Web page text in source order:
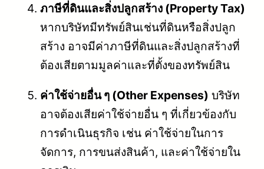
ภาษีที่ดินและสิ่งปลูกสร้าง (Property Tax)
หากบริษัทมีทรัพย์สินเช่นที่ดินหรือสิ่งปลูก
สร้าง อาจมีค่าภาษีที่ดินและสิ่งปลูกสร้างที่
ต้องเสียตามมูลค่าและที่ตั้งของทรัพย์สิน
ค่าใช้จ่ายอื่น ๆ (Other Expenses) บริษัท
อาจต้องเสียค่าใช้จ่ายอื่น ๆ ที่เกี่ยวข้องกับ
การดำเนินธุรกิจ เช่น ค่าใช้จ่ายในการ
จัดการ, การขนส่งสินค้า, และค่าใช้จ่ายใน